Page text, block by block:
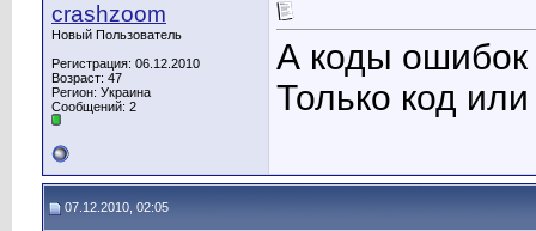
crashzoom
Новый Пользователь
Регистрация: 06.12.2010
Возраст: 47
Регион: Украина
Сообщений: 2
А коды ошибок
Только код
07.12.2010, 02:05